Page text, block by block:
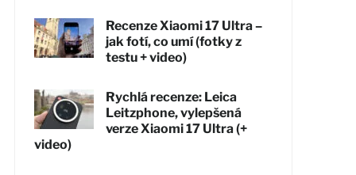
Recenze Xiaomi 17 Ultra –
jak fotí, co umí (fotky z
testu + video)
Rychlá recenze: Leica
Leitzphone, vylepšená
verze Xiaomi 17 Ultra (+
video)